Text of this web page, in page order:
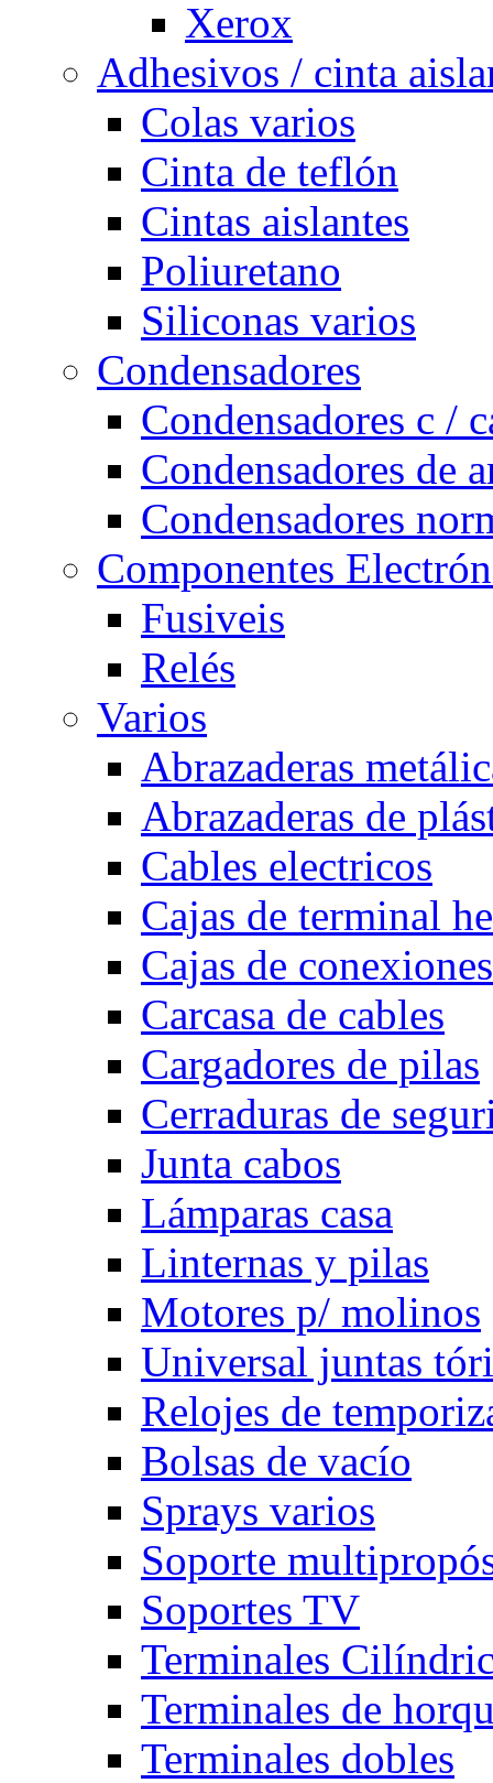
Xerox
Adhesivos / cinta
Colas varios
Cinta de teflón
Cintas aislantes
Poliuretano
Siliconas varios
Condensadores
Condensadores c /
Condensadores de
Condensadores
Componentes
Fusiveis
Relés
Varios
Abrazaderas
Abrazaderas de
Cables electricos
Cajas de terminal
Cajas de
Carcasa de cables
Cargadores de pilas
Cerraduras de
Junta cabos
Lámparas casa
Linternas y pilas
Motores p/ molinos
Universal juntas
Relojes de
Bolsas de vacío
Sprays varios
Soporte
Soportes TV
Terminales
Terminales de
Terminales dobles